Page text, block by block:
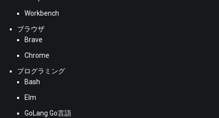
Workbench
ブラウザ
Brave
Chrome
プログラミング
Bash
Elm
GoLang Go言語